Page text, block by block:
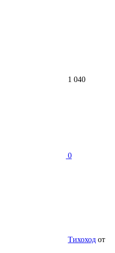
1 040
0
Тихоход от